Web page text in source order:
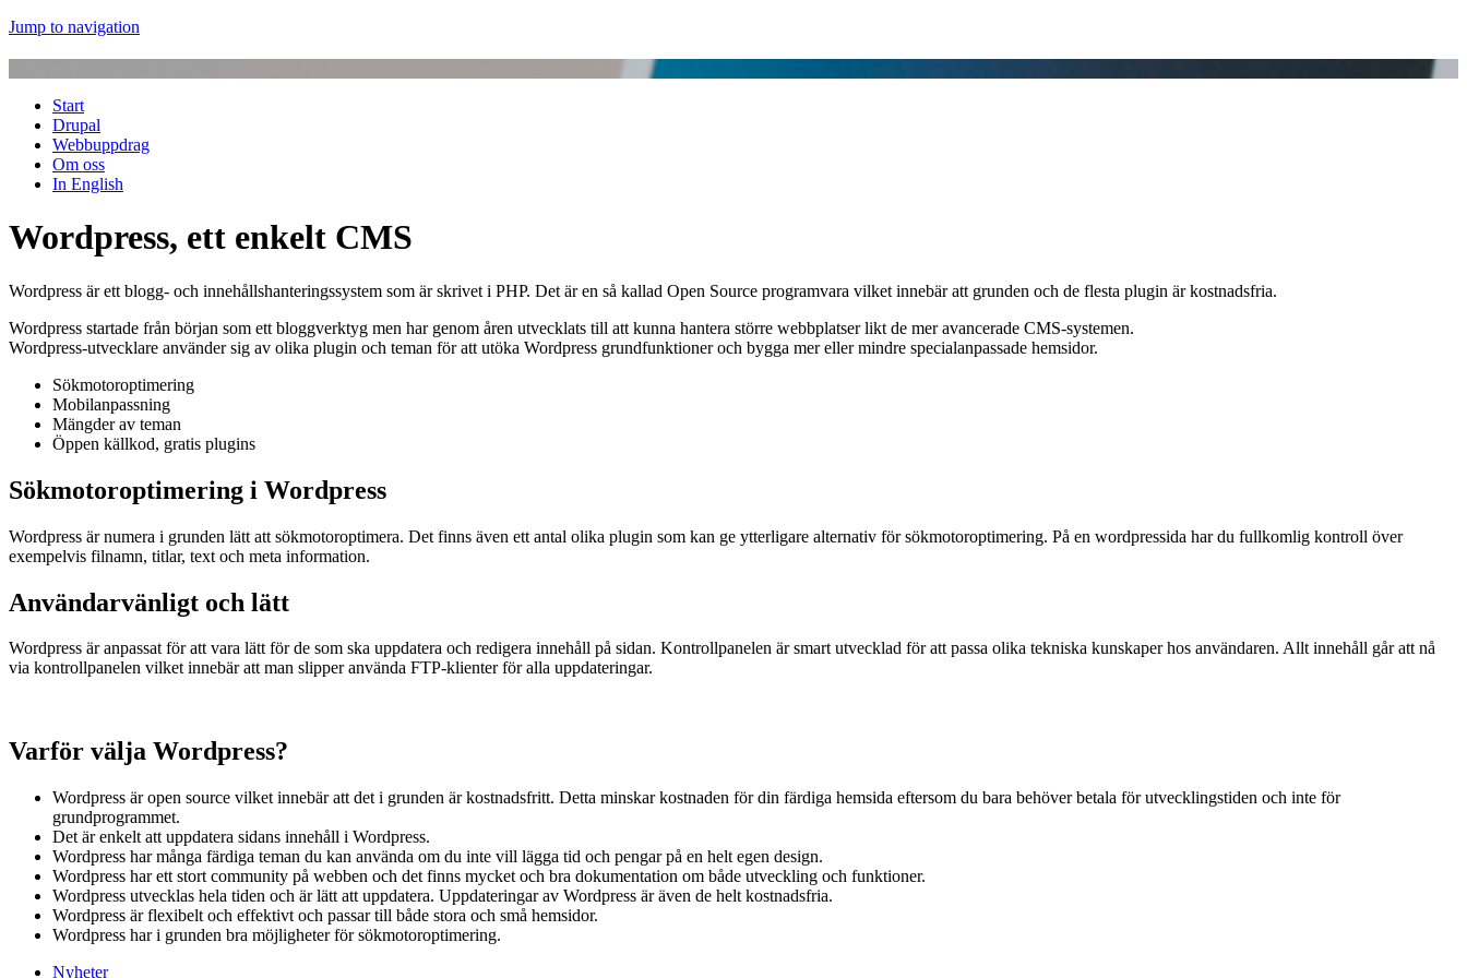
Jump to navigation
Start
Drupal
Webbuppdrag
Om oss
In English
Wordpress, ett enkelt CMS
Wordpress är ett blogg- och innehållshanteringssystem som är skrivet i PHP. Det är en så kallad Open Source programvara vilket innebär att grunden och de flesta plugin är kostnadsfria.
Wordpress startade från början som ett bloggverktyg men har genom åren utvecklats till att kunna hantera större webbplatser likt de mer avancerade CMS-systemen.
Wordpress-utvecklare använder sig av olika plugin och teman för att utöka Wordpress grundfunktioner och bygga mer eller mindre specialanpassade hemsidor.
Sökmotoroptimering
Mobilanpassning
Mängder av teman
Öppen källkod, gratis plugins
Sökmotoroptimering i Wordpress
Wordpress är numera i grunden lätt att sökmotoroptimera. Det finns även ett antal olika plugin som kan ge ytterligare alternativ för sökmotoroptimering. På en wordpressida har du fullkomlig kontroll över
exempelvis filnamn, titlar, text och meta information.
Användarvänligt och lätt
Wordpress är anpassat för att vara lätt för de som ska uppdatera och redigera innehåll på sidan. Kontrollpanelen är smart utvecklad för att passa olika tekniska kunskaper hos användaren. Allt innehåll går att nå
via kontrollpanelen vilket innebär att man slipper använda FTP-klienter för alla uppdateringar.
Varför välja Wordpress?
Wordpress är open source vilket innebär att det i grunden är kostnadsfritt. Detta minskar kostnaden för din färdiga hemsida eftersom du bara behöver betala för utvecklingstiden och inte för
grundprogrammet.
Det är enkelt att uppdatera sidans innehåll i Wordpress.
Wordpress har många färdiga teman du kan använda om du inte vill lägga tid och pengar på en helt egen design.
Wordpress har ett stort community på webben och det finns mycket och bra dokumentation om både utveckling och funktioner.
Wordpress utvecklas hela tiden och är lätt att uppdatera. Uppdateringar av Wordpress är även de helt kostnadsfria.
Wordpress är flexibelt och effektivt och passar till både stora och små hemsidor.
Wordpress har i grunden bra möjligheter för sökmotoroptimering.
Nyheter